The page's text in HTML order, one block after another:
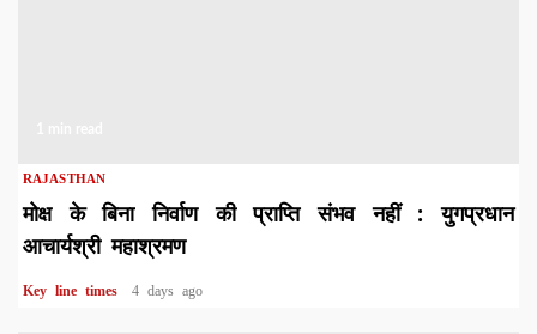
RAJASTHAN
मोक्ष के बिना निर्वाण की प्राप्ति संभव नहीं : युगप्रधान
आचार्यश्री महाश्रमण
Key line times 4 days ago